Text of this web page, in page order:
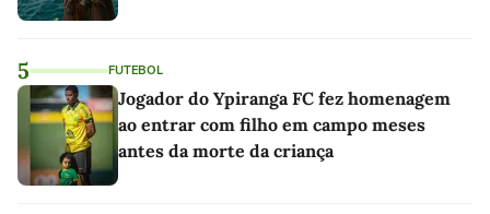
5 FUTEBOL
Jogador do Ypiranga FC fez homenagem
ao entrar com filho em campo meses
antes da morte da criança